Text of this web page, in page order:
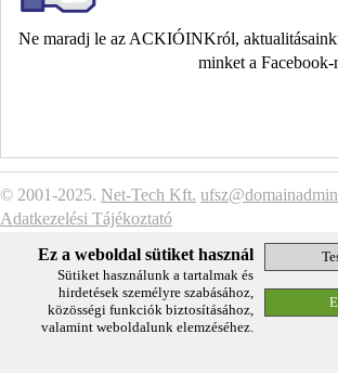
Ne maradj le az ACKIÓINKról,
minket a Facebook-
© 2001-2025. Net-Tech Kft.
Adatkezelési Tájékoztató
Ez a weboldal sütiket használ
Sütiket használunk a tartalmak és
hirdetések személyre szabásához,
közösségi funkciók biztosításához,
valamint weboldalunk elemzéséhez.